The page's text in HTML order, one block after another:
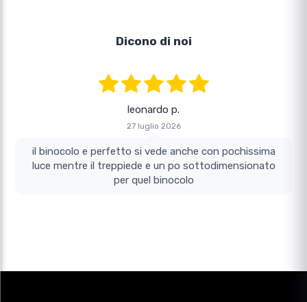
Dicono di noi
leonardo p.
27 luglio 2026
il binocolo e perfetto si vede anche con pochissima
luce mentre il treppiede e un po sottodimensionato
per quel binocolo